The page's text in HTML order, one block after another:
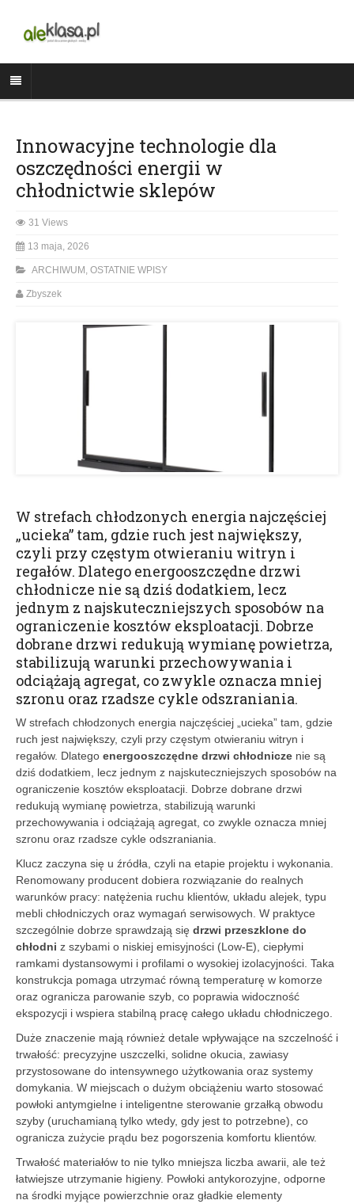
Innowacyjne technologie dla
oszczędności energii w
chłodnictwie sklepów
31 Views
13 maja, 2026
ARCHIWUM OSTATNIE WPISY
Zbyszek
W strefach chłodzonych energia najczęściej
„ucieka” tam, gdzie ruch jest największy,
czyli przy częstym otwieraniu witryn i
regałów. Dlatego energooszczędne drzwi
chłodnicze nie są dziś dodatkiem, lecz
jednym z najskuteczniejszych sposobów na
ograniczenie kosztów eksploatacji. Dobrze
dobrane drzwi redukują wymianę powietrza,
stabilizują warunki przechowywania i
odciążają agregat, co zwykle oznacza mniej
szronu oraz rzadsze cykle odszraniania.
W strefach chłodzonych energia najczęściej „ucieka” tam, gdzie
ruch jest największy, czyli przy częstym otwieraniu witryn i
regałów. Dlatego energooszczędne drzwi chłodnicze nie są
dziś dodatkiem, lecz jednym z najskuteczniejszych sposobów na
ograniczenie kosztów eksploatacji. Dobrze dobrane drzwi
redukują wymianę powietrza, stabilizują warunki
przechowywania i odciążają agregat, co zwykle oznacza mniej
szronu oraz rzadsze cykle odszraniania.
Klucz zaczyna się u źródła, czyli na etapie projektu i wykonania.
Renomowany producent dobiera rozwiązanie do realnych
warunków pracy: natężenia ruchu klientów, układu alejek, typu
mebli chłodniczych oraz wymagań serwisowych. W praktyce
szczególnie dobrze sprawdzają się drzwi przeszklone do
chłodni z szybami o niskiej emisyjności (Low-E), ciepłymi
ramkami dystansowymi i profilami o wysokiej izolacyjności. Taka
konstrukcja pomaga utrzymać równą temperaturę w komorze
oraz ogranicza parowanie szyb, co poprawia widoczność
ekspozycji i wspiera stabilną pracę całego układu chłodniczego.
Duże znaczenie mają również detale wpływające na szczelność i
trwałość: precyzyjne uszczelki, solidne okucia, zawiasy
przystosowane do intensywnego użytkowania oraz systemy
domykania. W miejscach o dużym obciążeniu warto stosować
powłoki antymgielne i inteligentne sterowanie grzałką obwodu
szyby (uruchamianą tylko wtedy, gdy jest to potrzebne), co
ogranicza zużycie prądu bez pogorszenia komfortu klientów.
Trwałość materiałów to nie tylko mniejsza liczba awarii, ale też
łatwiejsze utrzymanie higieny. Powłoki antykorozyjne, odporne
na środki myjące powierzchnie oraz gładkie elementy